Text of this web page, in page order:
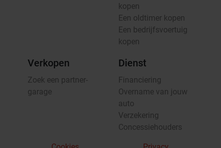
kopen
Een oldtimer kopen
Een bedrijfsvoertuig
kopen
Verkopen
Zoek een partner-
garage
Dienst
Financiering
Overname van jouw
auto
Verzekering
Concessiehouders